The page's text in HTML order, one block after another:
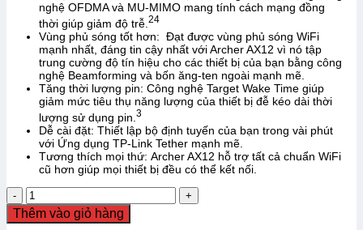
nghệ OFDMA và MU-MIMO mang tính cách mạng đồng
thời giúp giảm độ trễ. 24
Vùng phủ sóng tốt hơn: Đạt được vùng phủ sóng WiFi
mạnh nhất, đáng tin cậy nhất với Archer AX12 vì nó tập
trung cường độ tín hiệu cho các thiết bị của bạn bằng công
nghệ Beamforming và bốn ăng-ten ngoài mạnh mẽ.
Tăng thời lượng pin: Công nghệ Target Wake Time giúp
giảm mức tiêu thụ năng lượng của thiết bị đễ kéo dài thời
lượng sử dụng pin. 3
Dễ cài đặt: Thiết lập bộ định tuyến của bạn trong vài phút
với Ứng dụng TP-Link Tether mạnh mẽ.
Tương thích mọi thứ: Archer AX12 hỗ trợ tất cả chuẩn WiFi
cũ hơn giúp mọi thiết bị đều có thể kết nối.
Bộ
phát
wifi
Thêm vào giỏ hàng